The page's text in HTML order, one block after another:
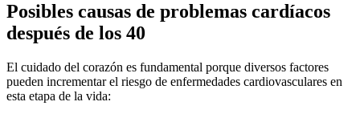
Posibles causas de problemas cardíacos
después de los 40
El cuidado del corazón es fundamental porque diversos factores
pueden incrementar el riesgo de enfermedades cardiovasculares en
esta etapa de la vida: